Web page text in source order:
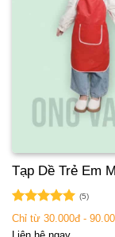
Tạp Dề Trẻ Em
Được xếp
(5)
Chỉ từ 30.000đ -